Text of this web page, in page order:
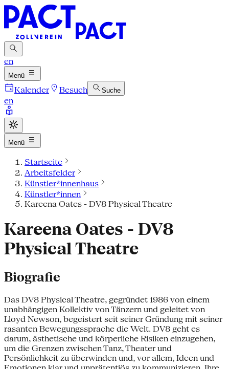
en
Menü
Kalender Besuch Suche
en
Menü
Startseite
Arbeitsfelder
Künstler*innenhaus
Künstler*innen
Kareena Oates - DV8 Physical Theatre
Kareena Oates - DV8
Physical Theatre
Biografie
Das DV8 Physical Theatre, gegründet 1986 von einem
unabhängigen Kollektiv von Tänzern und geleitet von
Lloyd Newson, begeistert seit seiner Gründung mit seiner
rasanten Bewegungssprache die Welt. DV8 geht es
darum, ästhetische und körperliche Risiken einzugehen,
um die Grenzen zwischen Tanz, Theater und
Persönlichkeit zu überwinden und, vor allem, Ideen und